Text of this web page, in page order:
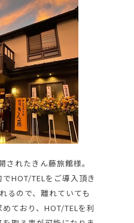
れたきん藤旅館様。
HOT/TELをご導入頂き
るので、離れていても
ており、HOT/TELを利